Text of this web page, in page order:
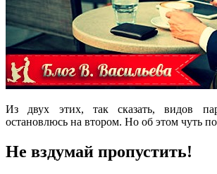
Из двух этих, так сказать, видов
остановлюсь на втором. Но об этом чуть
Не вздумай пропустить!